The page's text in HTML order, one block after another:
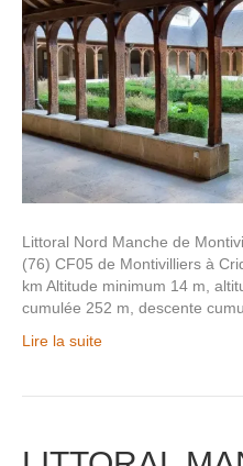
Littoral Nord Manche de
(76) CF05 de Montivilliers à
km Altitude minimum 14 m,
cumulée 252 m, descente
Lire la suite